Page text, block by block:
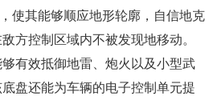
使其能够顺应地形轮廓，自信地克
方控制区域内不被发现地移动。
有效抵御地雷、炮火以及小型武
盘还能为车辆的电子控制单元提